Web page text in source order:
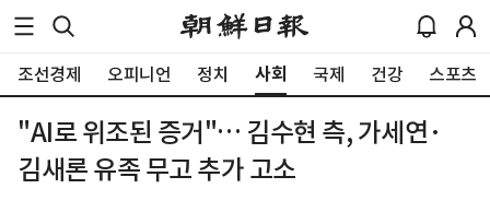
조선경제 오피니언 정치 사회 국제 건강 스포츠
"AI로 위조된 증거"… 김수현 측, 가세연·
김새론 유족 무고 추가 고소